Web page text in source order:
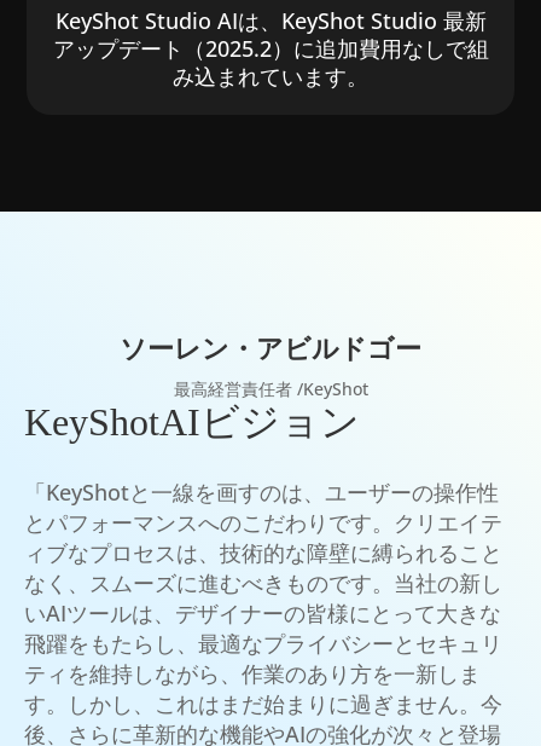
KeyShot Studio AIは、KeyShot Studio 最新
アップデート（2025.2）に追加費用なしで組
み込まれています。
ソーレン・アビルドゴー
最高経営責任者 /KeyShot
KeyShotAIビジョン
「KeyShotと一線を画すのは、ユーザーの操作性
とパフォーマンスへのこだわりです。クリエイテ
ィブなプロセスは、技術的な障壁に縛られること
なく、スムーズに進むべきものです。当社の新し
いAIツールは、デザイナーの皆様にとって大きな
飛躍をもたらし、最適なプライバシーとセキュリ
ティを維持しながら、作業のあり方を一新しま
す。しかし、これはまだ始まりに過ぎません。今
後、さらに革新的な機能やAIの強化が次々と登場